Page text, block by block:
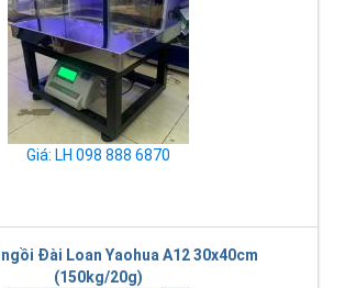
Giá: LH 098 888 6870
Đài Loan Yaohua A12 30x40cm
(150kg/20g)